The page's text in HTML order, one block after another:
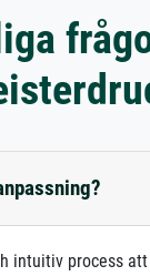
intuitiv process